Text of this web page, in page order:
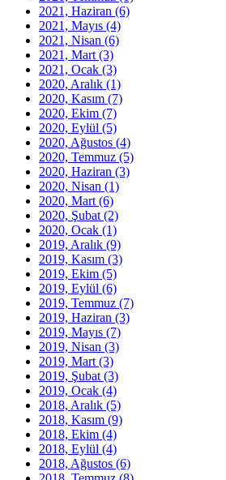
2021, Haziran (6)
2021, Mayıs (4)
2021, Nisan (6)
2021, Mart (3)
2021, Ocak (3)
2020, Aralık (1)
2020, Kasım (7)
2020, Ekim (7)
2020, Eylül (5)
2020, Ağustos (4)
2020, Temmuz (5)
2020, Haziran (3)
2020, Nisan (1)
2020, Mart (6)
2020, Şubat (2)
2020, Ocak (1)
2019, Aralık (9)
2019, Kasım (3)
2019, Ekim (5)
2019, Eylül (6)
2019, Temmuz (7)
2019, Haziran (3)
2019, Mayıs (7)
2019, Nisan (3)
2019, Mart (3)
2019, Şubat (3)
2019, Ocak (4)
2018, Aralık (5)
2018, Kasım (9)
2018, Ekim (4)
2018, Eylül (4)
2018, Ağustos (6)